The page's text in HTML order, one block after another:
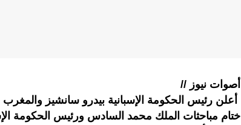
أصوات نيوز //
أعلن رئيس الحكومة الإسبانية بيدرو سانشيز
ختام مباحثات الملك محمد السادس ورئيس الحكومة